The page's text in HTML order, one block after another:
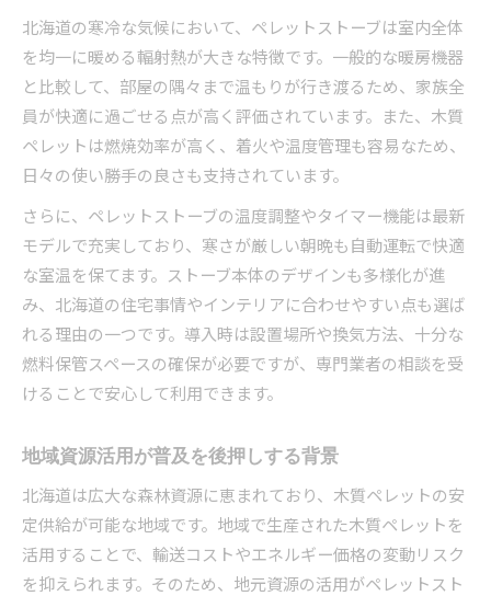
北海道の寒冷な気候において、ペレットストーブは室内全体
を均一に暖める輻射熱が大きな特徴です。一般的な暖房機器
と比較して、部屋の隅々まで温もりが行き渡るため、家族全
員が快適に過ごせる点が高く評価されています。また、木質
ペレットは燃焼効率が高く、着火や温度管理も容易なため、
日々の使い勝手の良さも支持されています。
さらに、ペレットストーブの温度調整やタイマー機能は最新
モデルで充実しており、寒さが厳しい朝晩も自動運転で快適
な室温を保てます。ストーブ本体のデザインも多様化が進
み、北海道の住宅事情やインテリアに合わせやすい点も選ば
れる理由の一つです。導入時は設置場所や換気方法、十分な
燃料保管スペースの確保が必要ですが、専門業者の相談を受
けることで安心して利用できます。
地域資源活用が普及を後押しする背景
北海道は広大な森林資源に恵まれており、木質ペレットの安
定供給が可能な地域です。地域で生産された木質ペレットを
活用することで、輸送コストやエネルギー価格の変動リスク
を抑えられます。そのため、地元資源の活用がペレットスト